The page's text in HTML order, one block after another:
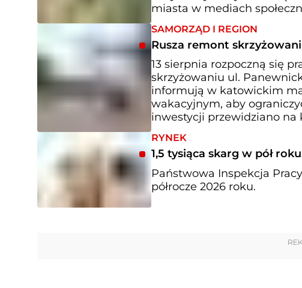
miasta w mediach
SAMORZĄD I REGION
Rusza remont
13 sierpnia rozpoczną się
skrzyżowaniu ul.
informują w katowickim
wakacyjnym, aby
inwestycji przewidziano na
RYNEK
1,5 tysiąca skarg w pół
Państwowa Inspekcja
półrocze 2026 roku.